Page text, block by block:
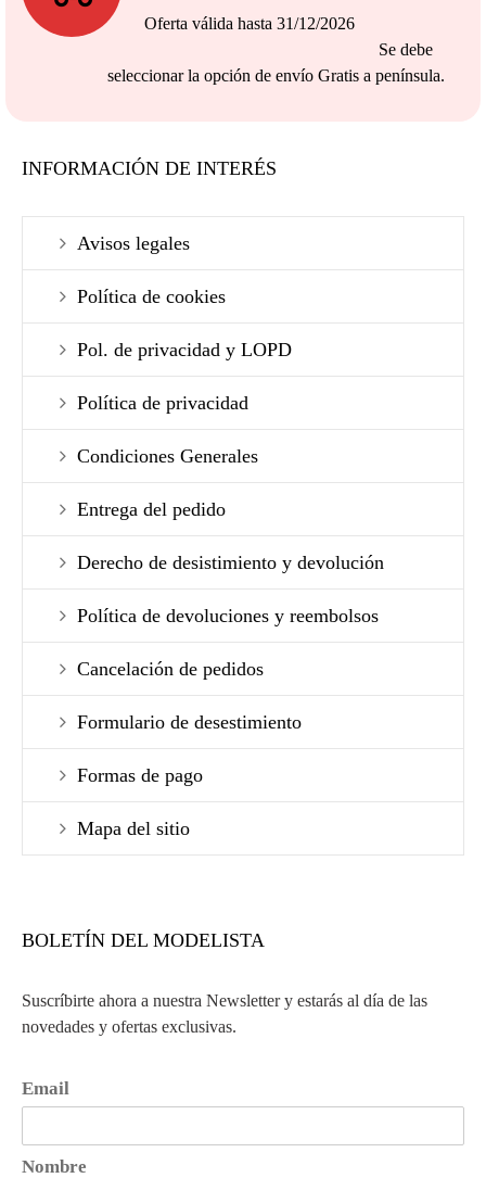
Oferta válida hasta 31/12/2026
Se debe
seleccionar la opción de envío Gratis a península.
INFORMACIÓN DE INTERÉS
Avisos legales
Política de cookies
Pol. de privacidad y LOPD
Política de privacidad
Condiciones Generales
Entrega del pedido
Derecho de desistimiento y devolución
Política de devoluciones y reembolsos
Cancelación de pedidos
Formulario de desestimiento
Formas de pago
Mapa del sitio
BOLETÍN DEL MODELISTA
Suscríbirte ahora a nuestra Newsletter y estarás al día de las
novedades y ofertas exclusivas.
Email
Nombre